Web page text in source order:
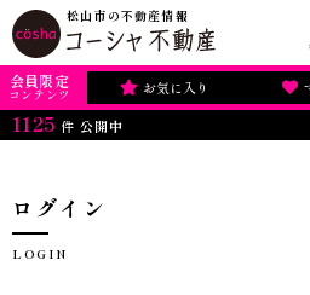
松山市の不動産情報
会員限定
コンテンツ お気に入り
1125 件 公開中
ログイン
LOGIN